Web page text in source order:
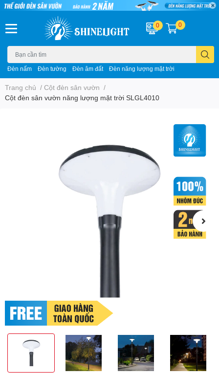
Đèn nấm Đèn tường Đèn âm đất Đèn năng lượng mặt trời
0 0
Trang chủ / Cột đèn sân vườn /
Cột đèn sân vườn năng lượng mặt trời SLGL4010